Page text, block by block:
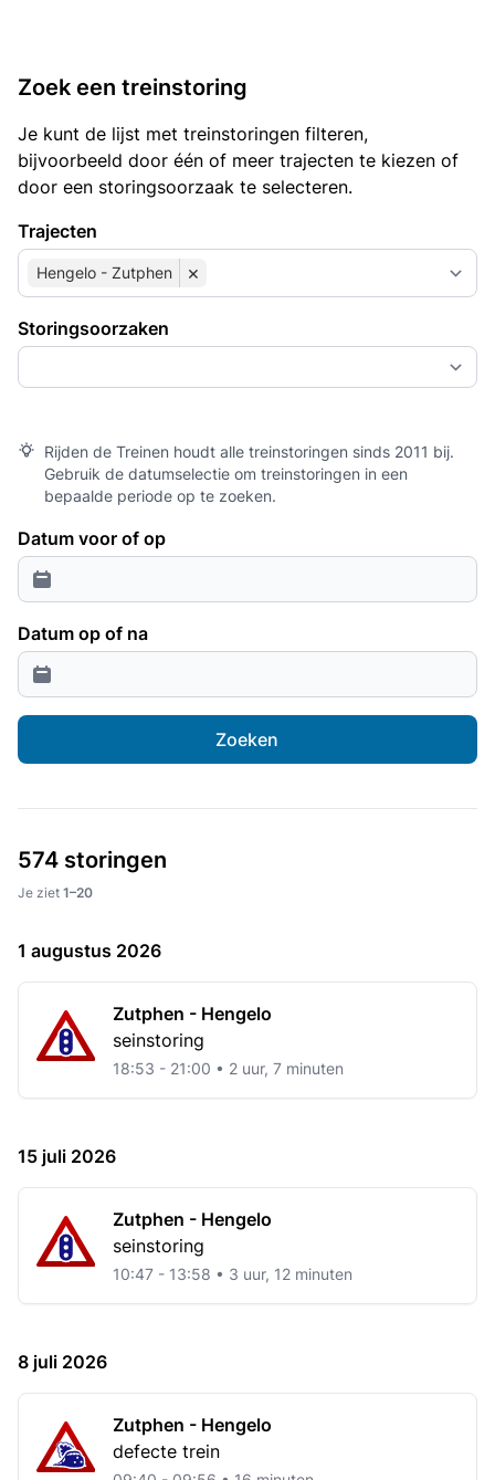
Zoek een treinstoring
Je kunt de lijst met treinstoringen filteren,
bijvoorbeeld door één of meer trajecten te kiezen of
door een storingsoorzaak te selecteren.
Trajecten
Hengelo - Zutphen ×
Storingsoorzaken
Rijden de Treinen houdt alle treinstoringen sinds 2011 bij.
Gebruik de datumselectie om treinstoringen in een
bepaalde periode op te zoeken.
Datum voor of op
Datum op of na
Zoeken
574 storingen
Je ziet 1–20
1 augustus 2026
Zutphen - Hengelo
seinstoring
18:53 - 21:00 • 2 uur, 7 minuten
15 juli 2026
Zutphen - Hengelo
seinstoring
10:47 - 13:58 • 3 uur, 12 minuten
8 juli 2026
Zutphen - Hengelo
defecte trein